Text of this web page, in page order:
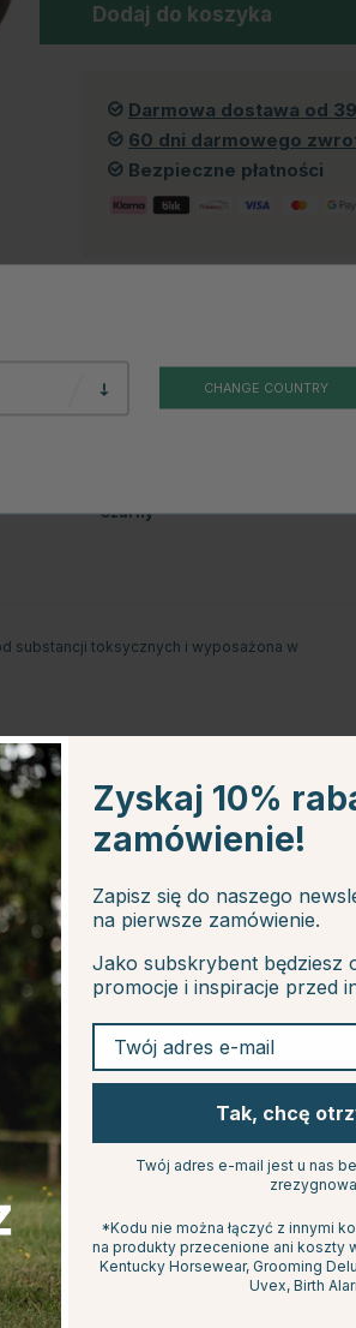
Dodaj do koszyka
Darmowa dostawa od
60 dni darmowego
Bezpieczne płatności
Produkt dostępny również w
Czarny
substancji toksycznych i wyposażona w
CHANGE COUNTRY
Zyskaj 10%
zamówienie!
Zapisz się do naszego
na pierwsze zamówienie.
Jako subskrybent będziesz
promocje i inspiracje przed
Twój adres e-mail
Tak, chcę
Twój adres e-mail jest u nas
*Kodu nie można łączyć z innymi
na produkty przecenione ani koszty
Kentucky Horsewear, Grooming
Uvex, Birth